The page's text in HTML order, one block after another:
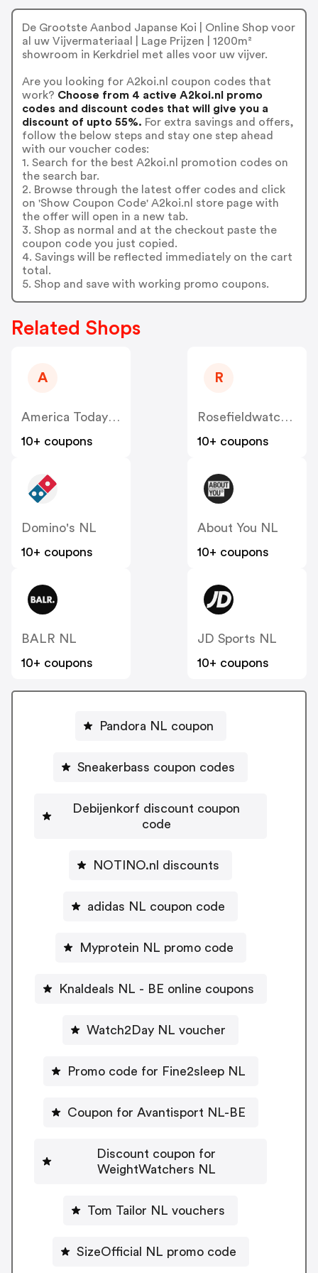
De Grootste Aanbod Japanse Koi | Online Shop voor
al uw Vijvermateriaal | Lage Prijzen | 1200m²
showroom in Kerkdriel met alles voor uw vijver.
Are you looking for A2koi.nl coupon codes that
work? Choose from 4 active A2koi.nl promo
codes and discount codes that will give you a
discount of upto 55%. For extra savings and offers,
follow the below steps and stay one step ahead
with our voucher codes:
1. Search for the best A2koi.nl promotion codes on
the search bar.
2. Browse through the latest offer codes and click
on 'Show Coupon Code' A2koi.nl store page with
the offer will open in a new tab.
3. Shop as normal and at the checkout paste the
coupon code you just copied.
4. Savings will be reflected immediately on the cart
total.
5. Shop and save with working promo coupons.
Related Shops
A
America Today NL
10+ coupons
R
Rosefieldwatches
10+ coupons
Domino's NL
10+ coupons
About You NL
10+ coupons
BALR NL
10+ coupons
JD Sports NL
10+ coupons
Pandora NL coupon
Sneakerbass coupon codes
Debijenkorf discount coupon
code
NOTINO.nl discounts
adidas NL coupon code
Myprotein NL promo code
Knaldeals NL - BE online coupons
Watch2Day NL voucher
Promo code for Fine2sleep NL
Coupon for Avantisport NL-BE
Discount coupon for
WeightWatchers NL
Tom Tailor NL vouchers
SizeOfficial NL promo code